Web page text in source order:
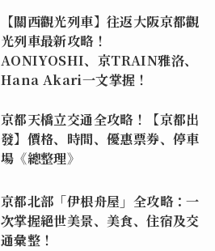
【關西觀光列車】往返大阪京都觀
光列車最新攻略！
AONIYOSHI、京TRAIN雅洛、
Hana Akari一文掌握！
京都天橋立交通全攻略！【京都出
發】價格、時間、優惠票券、停車
場《總整理》
京都北部「伊根舟屋」全攻略：一
次掌握絕世美景、美食、住宿及交
通彙整！